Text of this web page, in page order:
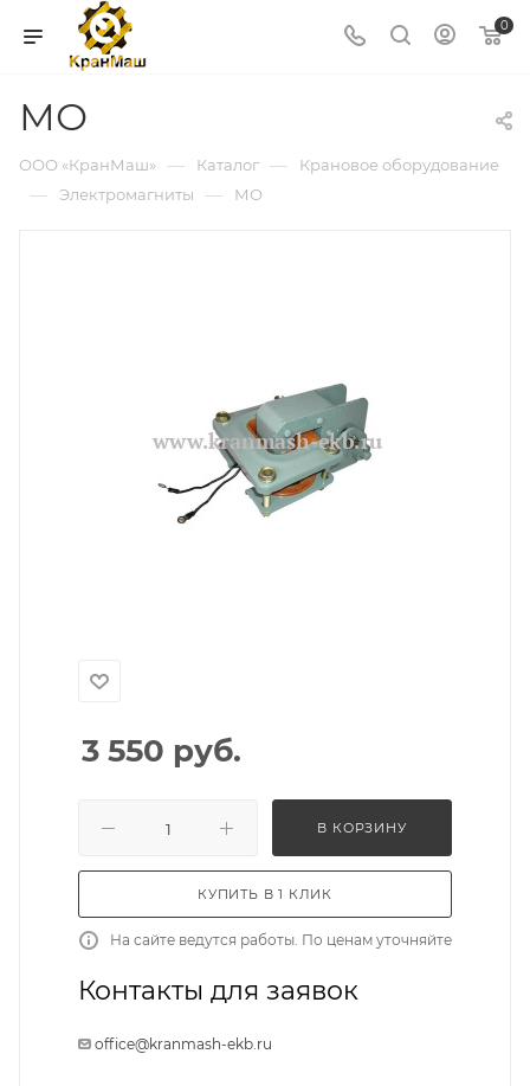
0
МО
ООО «КранМаш» — Каталог — Крановое оборудование
— Электромагниты — МО
3 550 руб.
В КОРЗИНУ
КУПИТЬ В 1 КЛИК
На сайте ведутся работы. По ценам уточняйте
Контакты для заявок
office@kranmash-ekb.ru